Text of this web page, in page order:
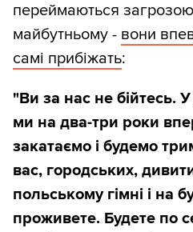
переймаються
майбутньому - вони
самі прибіжать:
"Ви за нас не бійтесь.
ми на два-три роки
закатаємо і будемо
вас, городських,
польському гімні і на
проживете. Будете по